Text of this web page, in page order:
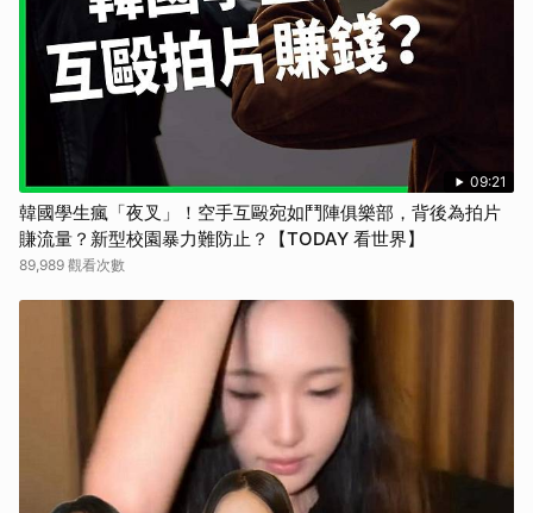
09:21
韓國學生瘋「夜叉」！空手互毆宛如鬥陣俱樂部，背後為拍片
賺流量？新型校園暴力難防止？【TODAY 看世界】
89,989 觀看次數